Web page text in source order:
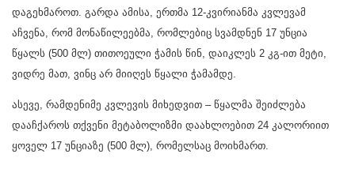
დაგეხმაროთ. გარდა ამისა, ერთმა 12-კვირიანმა კვლევამ
აჩვენა, რომ მონაწილეებმა, რომლებიც სვამდნენ 17 უნცია
წყალს (500 მლ) თითოეული ჭამის წინ, დაიკლეს 2 კგ-ით მეტი,
ვიდრე მათ, ვინც არ მიიღეს წყალი ჭამამდე.
ასევე, რამდენიმე კვლევის მიხედვით – წყალმა შეიძლება
დააჩქაროს თქვენი მეტაბოლიზმი დაახლოებით 24 კალორიით
ყოველ 17 უნციაზე (500 მლ), რომელსაც მოიხმართ.